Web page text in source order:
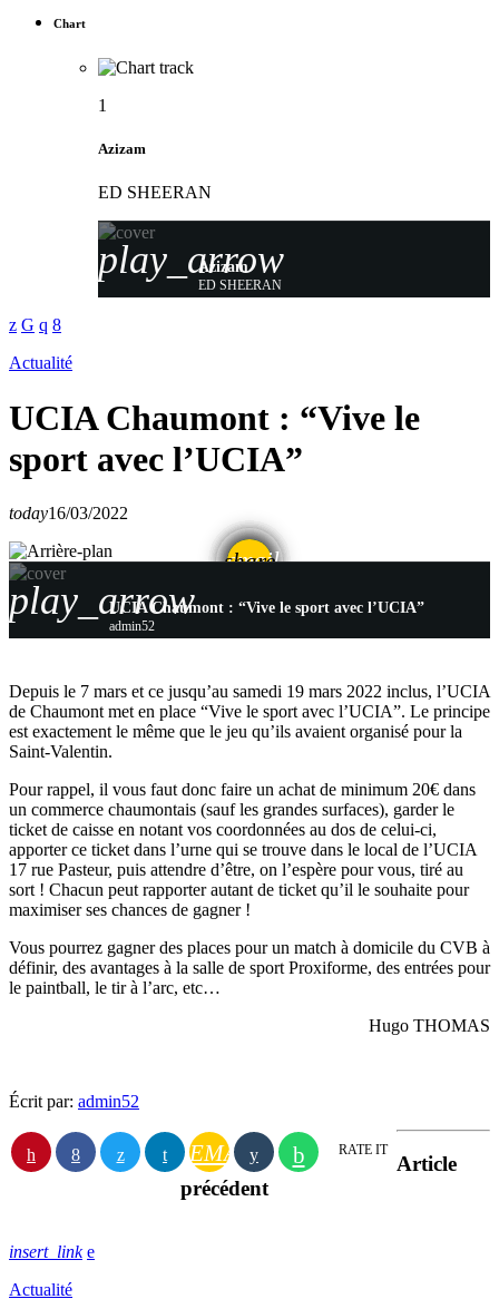
Chart
1
Azizam
ED SHEERAN
play_arrow
Azizam
ED SHEERAN
Actualité
UCIA Chaumont : “Vive le
sport avec l’UCIA”
today16/03/2022
share
email
play_arrowUCIA Chaumont : “Vive le sport avec l’UCIA”
admin52
Depuis le 7 mars et ce jusqu’au samedi 19 mars 2022 inclus, l’UCIA
de Chaumont met en place “Vive le sport avec l’UCIA”. Le principe
est exactement le même que le jeu qu’ils avaient organisé pour la
Saint-Valentin.
Pour rappel, il vous faut donc faire un achat de minimum 20€ dans
un commerce chaumontais (sauf les grandes surfaces), garder le
ticket de caisse en notant vos coordonnées au dos de celui-ci,
apporter ce ticket dans l’urne qui se trouve dans le local de l’UCIA
17 rue Pasteur, puis attendre d’être, on l’espère pour vous, tiré au
sort ! Chacun peut rapporter autant de ticket qu’il le souhaite pour
maximiser ses chances de gagner !
Vous pourrez gagner des places pour un match à domicile du CVB à
définir, des avantages à la salle de sport Proxiforme, des entrées pour
le paintball, le tir à l’arc, etc…
Hugo THOMAS
Écrit par: admin52
EMAIL RATE IT
Article
précédent
insert_link
Actualité